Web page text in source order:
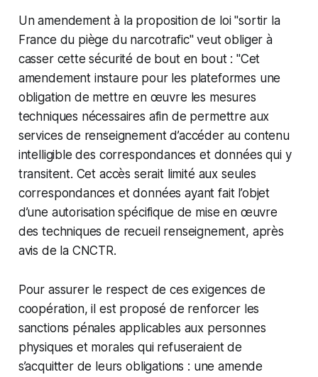
Un amendement à la proposition de loi "sortir la
France du piège du narcotrafic" veut obliger à
casser cette sécurité de bout en bout : "Cet
amendement instaure pour les plateformes une
obligation de mettre en œuvre les mesures
techniques nécessaires afin de permettre aux
services de renseignement d’accéder au contenu
intelligible des correspondances et données qui y
transitent. Cet accès serait limité aux seules
correspondances et données ayant fait l’objet
d’une autorisation spécifique de mise en œuvre
des techniques de recueil renseignement, après
avis de la CNCTR.
Pour assurer le respect de ces exigences de
coopération, il est proposé de renforcer les
sanctions pénales applicables aux personnes
physiques et morales qui refuseraient de
s’acquitter de leurs obligations : une amende